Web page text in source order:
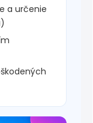
a určenie